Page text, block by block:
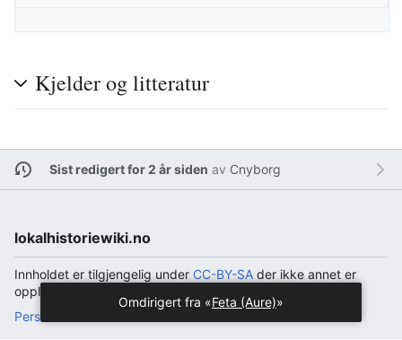
Kjelder og litteratur
Sist redigert for 2 år siden av Cnyborg
lokalhistoriewiki.no
Innholdet er tilgjengelig under CC-BY-SA der ikke annet er
opplyst.
Personvern
Omdirigert fra «Feta (Aure)»